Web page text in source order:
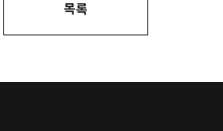
목록